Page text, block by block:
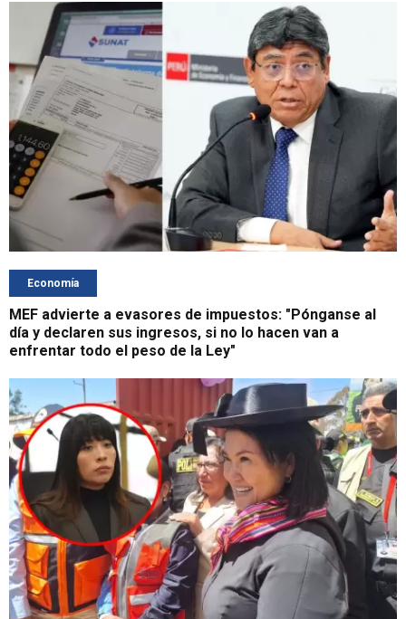
Economía
MEF advierte a evasores de impuestos: "Pónganse al
día y declaren sus ingresos, si no lo hacen van a
enfrentar todo el peso de la Ley"